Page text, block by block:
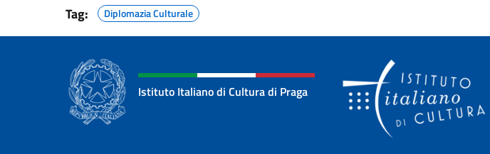
Tag: Diplomazia Culturale
Istituto Italiano di Cultura di Praga